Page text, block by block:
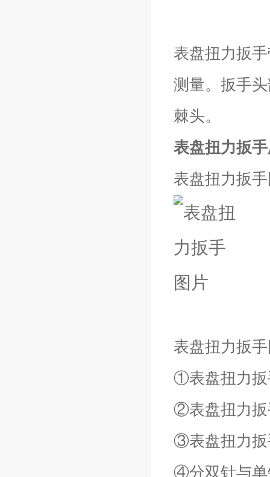
表盘扭力扳
测量。扳手
棘头。
表盘扭力扳
表盘扭力扳
表盘扭力扳
①表盘扭力
②表盘扭力
③表盘扭力扳
④分双针与